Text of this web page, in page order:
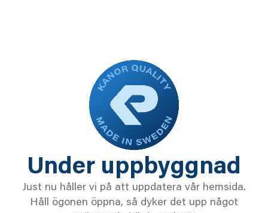
Under uppbyggnad
Just nu håller vi på att uppdatera vår hemsida.
Håll ögonen öppna, så dyker det upp något